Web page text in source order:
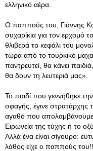
ελληνικό αέρα.
Ο παππούς του, Γιάννης
συχαρίκια για τον ερχομό
θλιβερά το κεφάλι του
τώρα από το τουρκικό
παντρευτεί, θα κάνει
θα δουν τη λευτεριά μας».
Το παιδί που γεννήθηκε
σφαγής, έγινε στρατάρχης
αγαθό που
Ειρωνεία της τύχης ή το
Αλλά ένα είναι σίγουρο:
λάθος είχε ο παππούς του!!